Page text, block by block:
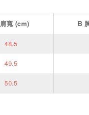
肩寬 (cm) B
48.5
49.5
50.5